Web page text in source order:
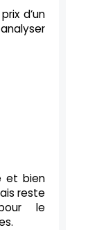
d’un
et bien
reste
le